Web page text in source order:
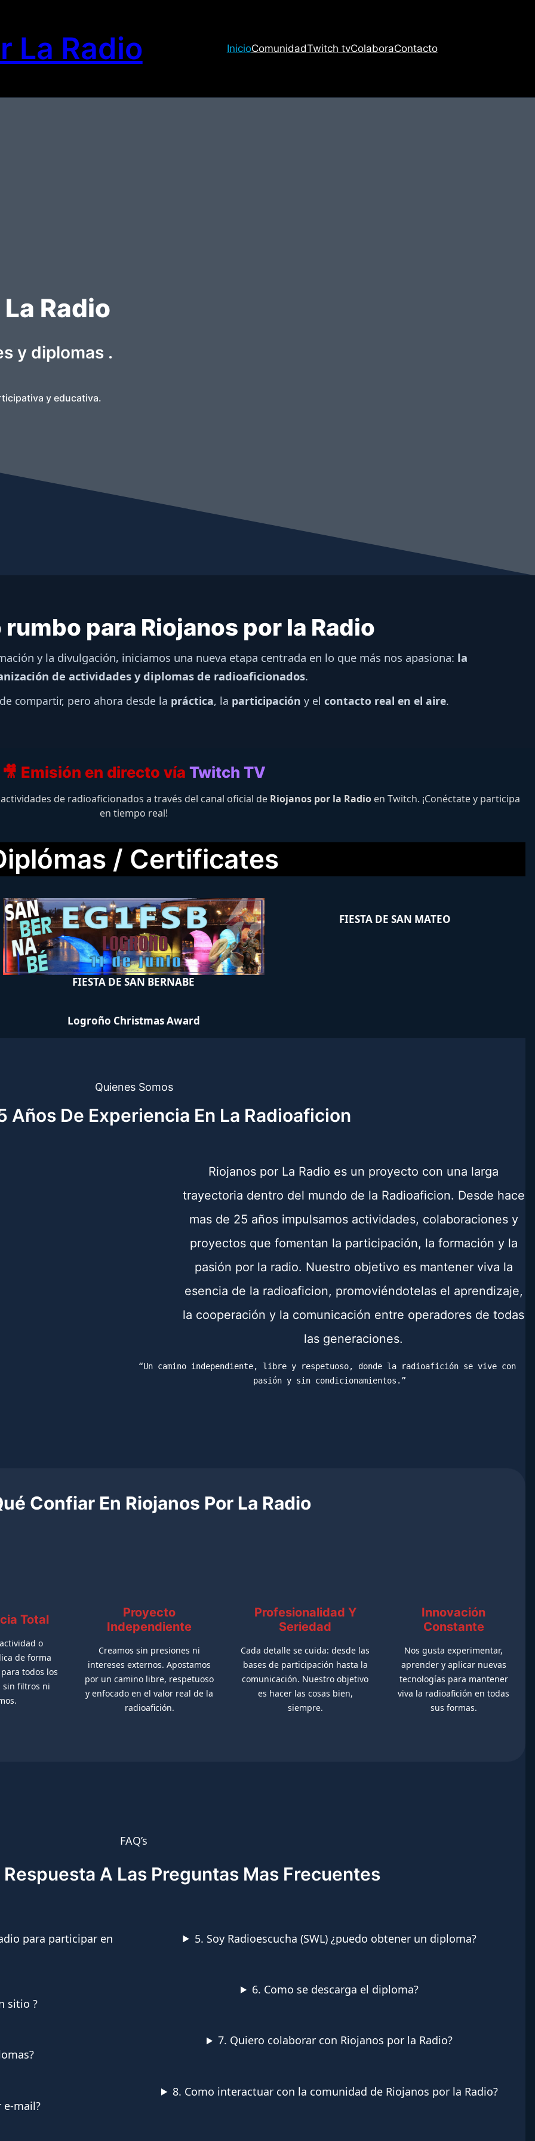
La Radio InicioComunidadTwitch tvColaboraContacto
Radio
y diplomas .
y educativa.
rumbo para Riojanos por la Radio
y la divulgación, iniciamos una nueva etapa centrada en lo que más nos apasiona: la
de actividades y diplomas de radioaficionados.
compartir, pero ahora desde la práctica, la participación y el contacto real en el aire.
🎥 Emisión en directo vía Twitch TV
de radioaficionados a través del canal oficial de Riojanos por la Radio en Twitch. ¡Conéctate y participa
en tiempo real!
/ Certificates
FIESTA DE SAN BERNABE
Logroño Christmas Award
FIESTA DE SAN MATEO
Quienes Somos
Años De Experiencia En La Radioaficion
Riojanos por La Radio es un proyecto con una larga
trayectoria dentro del mundo de la Radioaficion. Desde hace
mas de 25 años impulsamos actividades, colaboraciones y
proyectos que fomentan la participación, la formación y la
pasión por la radio. Nuestro objetivo es mantener viva la
esencia de la radioaficion, promoviéndotelas el aprendizaje,
la cooperación y la comunicación entre operadores de todas
las generaciones.
“Un camino independiente, libre y respetuoso, donde la radioafición se vive con
pasión y sin condicionamientos.”
Confiar En Riojanos Por La Radio
Total
o
de forma
todos los
sin filtros ni
Proyecto
Independiente
Creamos sin presiones ni
intereses externos. Apostamos
por un camino libre, respetuoso
y enfocado en el valor real de la
radioafición.
Profesionalidad Y
Seriedad
Cada detalle se cuida: desde las
bases de participación hasta la
comunicación. Nuestro objetivo
es hacer las cosas bien,
siempre.
Innovación
Constante
Nos gusta experimentar,
aprender y aplicar nuevas
tecnologías para mantener
viva la radioafición en todas
sus formas.
FAQ’s
A Las Preguntas Mas Frecuentes
para participar en
sitio ?
mail?
5. Soy Radioescucha (SWL) ¿puedo obtener un diploma?
6. Como se descarga el diploma?
7. Quiero colaborar con Riojanos por la Radio?
8. Como interactuar con la comunidad de Riojanos por la Radio?